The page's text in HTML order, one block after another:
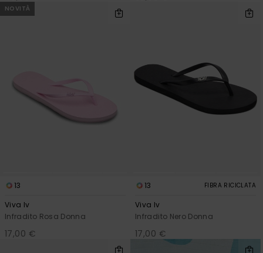
NOVITÀ
13
Viva Iv
Infradito Rosa Donna
17,00 €
13 FIBRA RICICLATA
Viva Iv
Infradito Nero Donna
17,00 €